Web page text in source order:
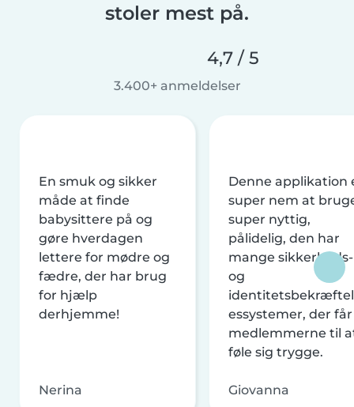
stoler mest på.
4,7 / 5
3.400+ anmeldelser
En smuk og sikker
måde at finde
babysittere på og
gøre hverdagen
lettere for mødre og
fædre, der har brug
for hjælp
derhjemme!
Nerina
Denne applikation
super nem at
super nyttig,
pålidelig, den har
mange sikkerheds-
og
essystemer, der får
medlemmerne til
føle sig trygge.
Giovanna